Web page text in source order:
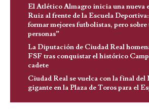
El Atlético Almagro inicia una nueva
Ruiz al frente de la Escuela
formar mejores futbolistas, pero
personas”
La Diputación de Ciudad Real
FSF tras conquistar el histórico
cadete
Ciudad Real se vuelca con la final
gigante en la Plaza de Toros para el